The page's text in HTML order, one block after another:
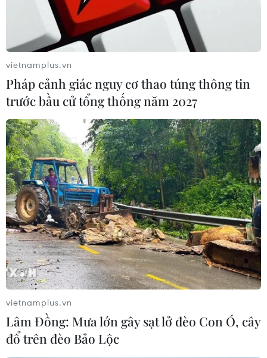
ngành, doanh nghiệp và cộng đồng.
vietnamplus.vn
Pháp cảnh giác nguy cơ thao túng thông tin
trước bầu cử tổng thống năm 2027
vietnamplus.vn
Lâm Đồng: Mưa lớn gây sạt lở đèo Con Ó, cây
đổ trên đèo Bảo Lộc